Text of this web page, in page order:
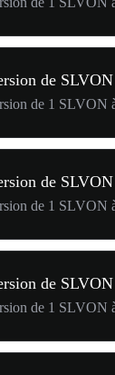
de
de 1 SLVON
de
de 1 SLVON
de
de 1 SLVON